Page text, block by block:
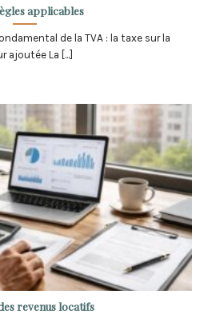
applicables
de la TVA : la taxe sur la
ajoutée La [...]
revenus locatifs